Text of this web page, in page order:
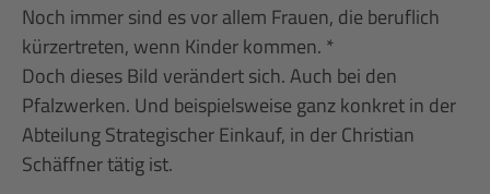
Noch immer sind es vor allem Frauen, die beruflich
kürzertreten, wenn Kinder kommen. *
Doch dieses Bild verändert sich. Auch bei den
Pfalzwerken. Und beispielsweise ganz konkret in der
Abteilung Strategischer Einkauf, in der Christian
Schäffner tätig ist.